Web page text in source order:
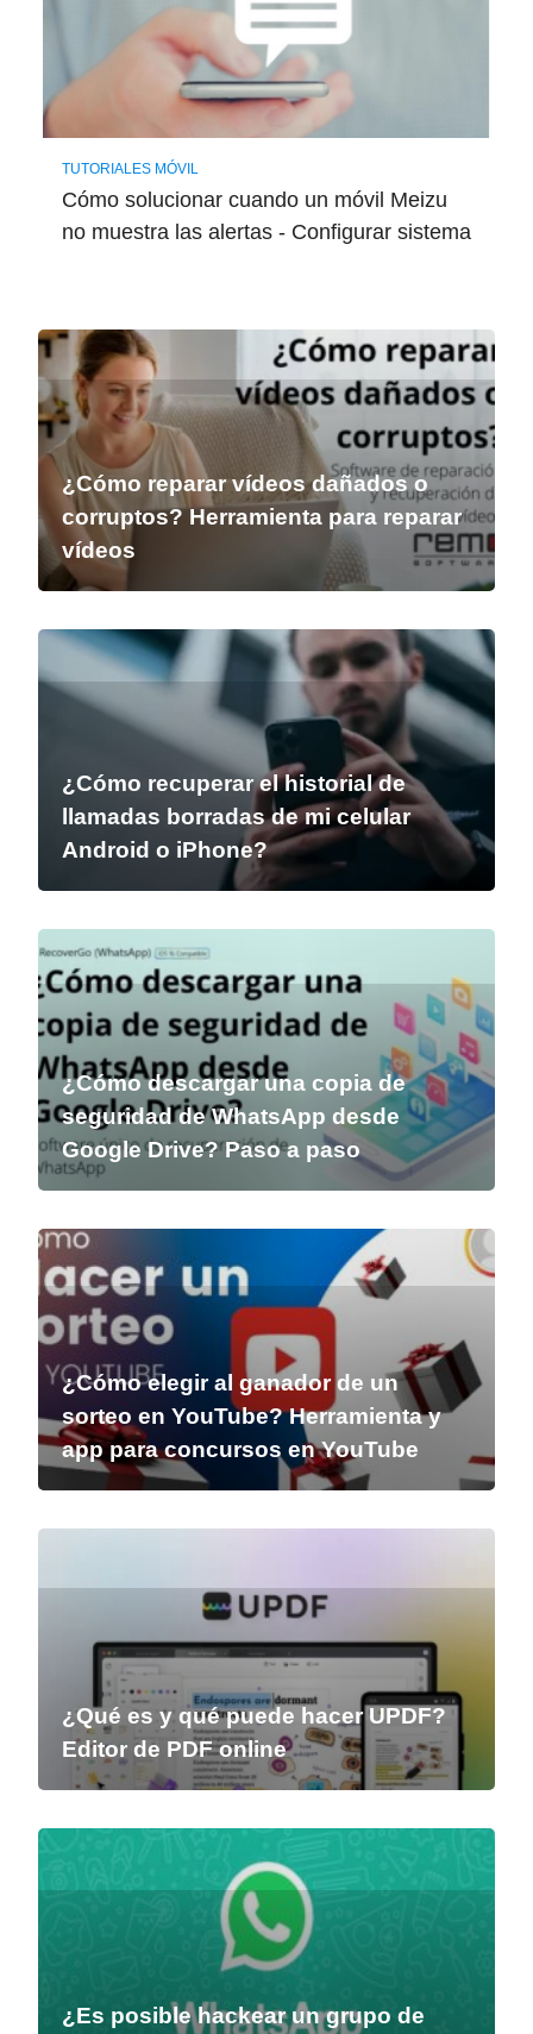
TUTORIALES MÓVIL
Cómo solucionar cuando un móvil Meizu
no muestra las alertas - Configurar sistema
¿Cómo reparar vídeos dañados o
corruptos? Herramienta para reparar
vídeos
¿Cómo recuperar el historial de
llamadas borradas de mi celular
Android o iPhone?
¿Cómo descargar una copia de
seguridad de WhatsApp desde
Google Drive? Paso a paso
¿Cómo elegir al ganador de un
sorteo en YouTube? Herramienta y
app para concursos en YouTube
¿Qué es y qué puede hacer UPDF?
Editor de PDF online
¿Es posible hackear un grupo de